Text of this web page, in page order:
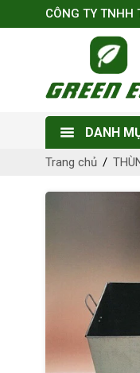
CÔNG TY TNHH
DANH
Trang chủ